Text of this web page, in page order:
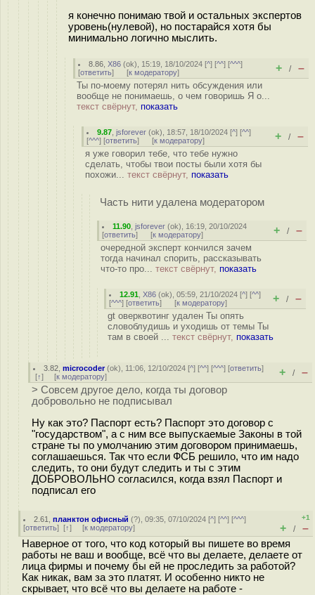
я конечно понимаю твой и остальных экспертов
уровень(нулевой), но постарайся хотя бы
минимально логично мыслить.
8.86 ,X86 (ok), 15:19, 18/10/2024 [^] [^^] [^^^]
[ответить] [к модератору] + / –
Ты по-моему потерял нить обсуждения или
вообще не понимаешь, о чем говоришь Я о...
текст свёрнут, показать
9.87 ,jsforever (ok), 18:57, 18/10/2024 [^] [^^]
[^^^] [ответить] [к модератору] + / –
я уже говорил тебе, что тебе нужно
сделать, чтобы твои посты были хотя бы
похожи... текст свёрнут, показать
Часть нити удалена модератором
11.90 ,jsforever (ok), 16:19, 20/10/2024
[ответить] [к модератору] + / –
очередной эксперт кончился зачем
тогда начинал спорить, рассказывать
что-то про... текст свёрнут, показать
12.91 ,X86 (ok), 05:59, 21/10/2024 [^] [^^]
[^^^] [ответить] [к модератору] + / –
gt оверквотинг удален Ты опять
словоблудишь и уходишь от темы Ты
там в своей ... текст свёрнут, показать
3.82 ,microcoder(ok), 11:06, 12/10/2024 [^] [^^] [^^^] [ответить]
[↑] [к модератору] + / –
> Совсем другое дело, когда ты договор
добровольно не подписывал
Ну как это? Паспорт есть? Паспорт это договор с
"государством", а с ним все выпускаемые Законы в той
стране ты по умолчанию этим договором принимаешь,
соглашаешься. Так что если ФСБ решило, что им надо
следить, то они будут следить и ты с этим
ДОБРОВОЛЬНО согласился, когда взял Паспорт и
подписал его
2.61 ,планктон офисный (?), 09:35, 07/10/2024 [^] [^^] [^^^]
[ответить] [↑] [к модератору]
+1
+ / –
Наверное от того, что код который вы пишете во время
работы не ваш и вообще, всё что вы делаете, делаете от
лица фирмы и почему бы ей не проследить за работой?
Как никак, вам за это платят. И особенно никто не
скрывает, что всё что вы делаете на работе -